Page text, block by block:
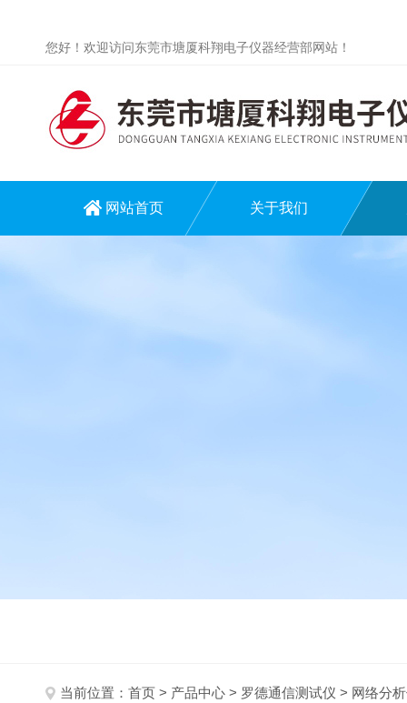
您好！欢迎访问东莞市塘厦科翔电子仪器经营部网站！
网站首页 关于我们
当前位置： 首页 > 产品中心 > 罗德通信测试仪 > 网络分